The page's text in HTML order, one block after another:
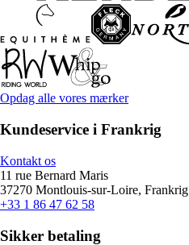
Opdag alle vores mærker
Kundeservice i Frankrig
Kontakt os
11 rue Bernard Maris
37270 Montlouis-sur-Loire, Frankrig
+33 1 86 47 62 58
Sikker betaling